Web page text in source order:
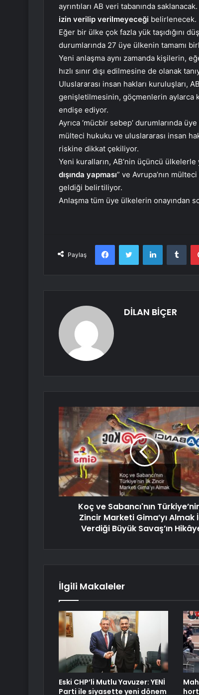
ayrıntıları AB veri tabanında
izin verilip verilmeyeceği belirlenecek.
Eğer bir ülke çok fazla yük taşıdığını
durumlarında 27 üye ülkenin tamamı
Yeni anlaşma aynı zamanda kişilerin,
hızlı sınır dışı edilmesine de olanak
Uluslararası insan hakları kuruluşları,
genişletilmesinin, göçmenlerin aylarca
endişe ediyor.
Ayrıca ‘mücbir sebep’ durumlarında
mülteci hukuku ve uluslararası insan
riskine dikkat çekiliyor.
Yeni kuralların, AB’nin üçüncü ülkelerle
dışında yapması” ve Avrupa’nın
geldiği belirtiliyor.
Anlaşma tüm üye ülkelerin onayından
Paylaş
FacebookTwitter LinkedIn
DİLAN BİÇER
Koç ve Sabancı'nın
Zincir Marketi Gima’yı Almak
Verdiği Büyük Savaş’ın
İlgili Makaleler
Eski CHP’li Mutlu Yavuzer: YENİ
Parti ile siyasette yeni dönem